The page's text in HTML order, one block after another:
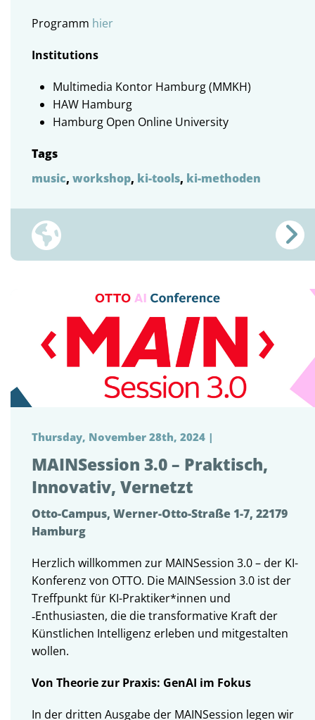
Programm hier
Institutions
Multimedia Kontor Hamburg (MMKH)
HAW Hamburg
Hamburg Open Online University
Tags
music, workshop, ki-tools, ki-methoden
Thursday, November 28th, 2024 |
MAINSession 3.0 – Praktisch,
Innovativ, Vernetzt
Otto-Campus, Werner-Otto-Straße 1-7, 22179
Hamburg
Herzlich willkommen zur MAINSession 3.0 – der KI-
Konferenz von OTTO. Die MAINSession 3.0 ist der
Treffpunkt für KI-Praktiker*innen und
‑Enthusiasten, die die transformative Kraft der
Künstlichen Intelligenz erleben und mitgestalten
wollen.
Von Theorie zur Praxis: GenAI im Fokus
In der dritten Ausgabe der MAINSession legen wir